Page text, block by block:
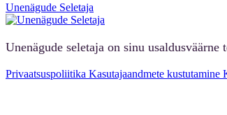
Unenägude Seletaja
Unenägude seletaja on sinu
Privaatsuspoliitika Kasutajaandmete kustutamine